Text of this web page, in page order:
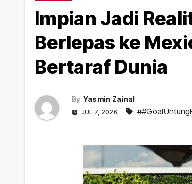
Impian Jadi
Berlepas ke
Bertaraf Dunia
By Yasmin Zainal
JUL 7, 2026